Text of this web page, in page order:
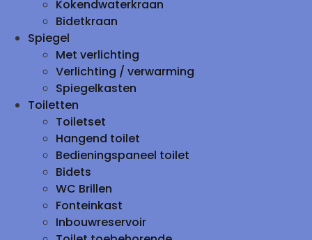
Kokendwaterkraan
Bidetkraan
Spiegel
Met verlichting
Verlichting / verwarming
Spiegelkasten
Toiletten
Toiletset
Hangend toilet
Bedieningspaneel toilet
Bidets
WC Brillen
Fonteinkast
Inbouwreservoir